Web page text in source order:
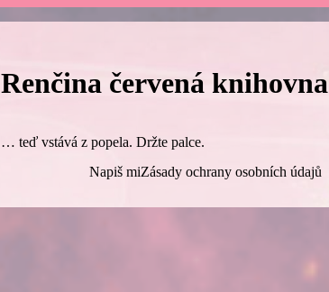
Renčina červená knihovna
… teď vstává z popela. Držte palce.
Napiš miZásady ochrany osobních údajů